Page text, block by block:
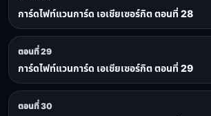
การ์ดไฟท์แวนการ์ด เอเชียเซอร์กิต ตอนที่ 28
ตอนที่ 29
การ์ดไฟท์แวนการ์ด เอเชียเซอร์กิต ตอนที่ 29
ตอนที่ 30